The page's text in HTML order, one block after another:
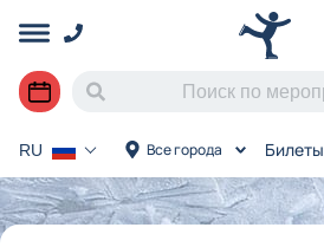
Все города Билеты
RU